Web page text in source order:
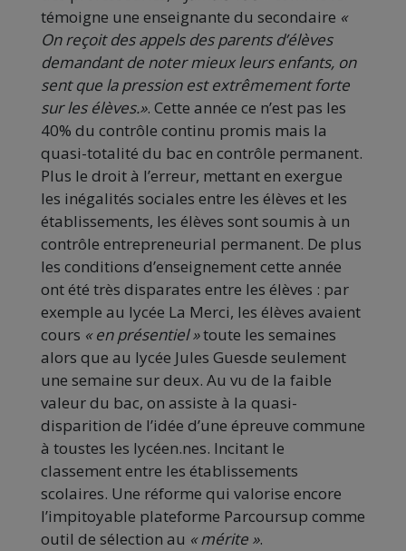
témoigne une enseignante du secondaire «
On reçoit des appels des parents d’élèves
demandant de noter mieux leurs enfants, on
sent que la pression est extrêmement forte
sur les élèves.». Cette année ce n’est pas les
40% du contrôle continu promis mais la
quasi-totalité du bac en contrôle permanent.
Plus le droit à l’erreur, mettant en exergue
les inégalités sociales entre les élèves et les
établissements, les élèves sont soumis à un
contrôle entrepreneurial permanent. De plus
les conditions d’enseignement cette année
ont été très disparates entre les élèves : par
exemple au lycée La Merci, les élèves avaient
cours « en présentiel »toute les semaines
alors que au lycée Jules Guesde seulement
une semaine sur deux. Au vu de la faible
valeur du bac, on assiste à la quasi-
disparition de l’idée d’une épreuve commune
à toustes les lycéen.nes. Incitant le
classement entre les établissements
scolaires. Une réforme qui valorise encore
l’impitoyable plateforme Parcoursup comme
outil de sélection au « mérite ».